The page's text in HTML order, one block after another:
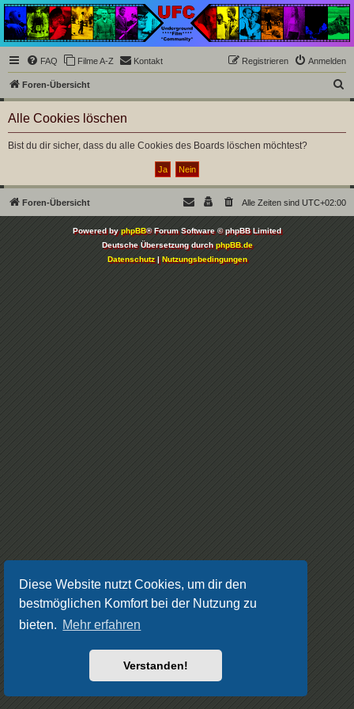
Diese Website nutzt Cookies, um dir den
bestmöglichen Komfort bei der Nutzung zu
bieten. Mehr erfahren
Verstanden!
Underground Film
Community
Die Underground Film Community ist ein deutschsprachiges Filmforum und ein Paradies
für Cineasten und Filmsüchtige jenseits des Mainstreams.
FAQ Filme A-Z Kontakt Anmelden
Registrieren
Foren-Übersicht
u
Alle Cookies löschen
Bist du dir sicher, dass du alle Cookies des Boards löschen möchtest?
Foren-Übersicht Alle Zeiten sind UTC+02:00
Powered byphpBB® Forum Software © phpBB Limited
Deutsche Übersetzung durchphpBB.de
Datenschutz|Nutzungsbedingungen